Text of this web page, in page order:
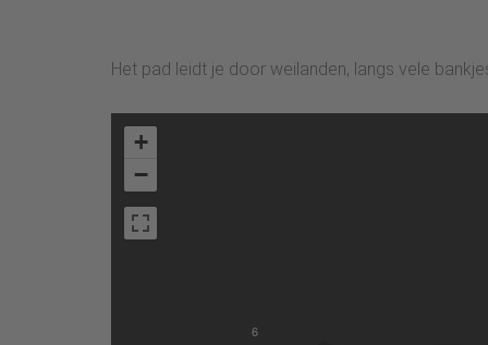
Het pad leidt je door weilanden, langs vele
6
+
−